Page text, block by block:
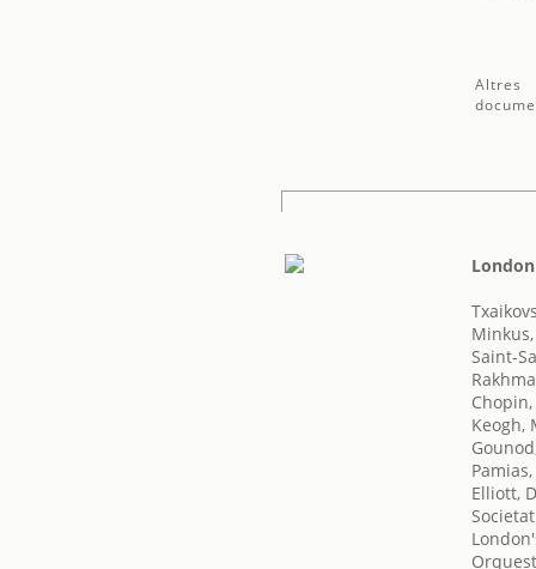
Altres
Saint-
Keogh,
Elliott,